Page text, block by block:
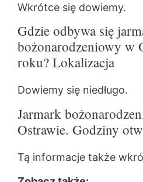
Wkrótce się dowiemy.
Gdzie odbywa się
bożonarodzeniowy w
roku? Lokalizacja
Dowiemy się niedługo.
Jarmark
Ostrawie. Godziny
Tą informacje także